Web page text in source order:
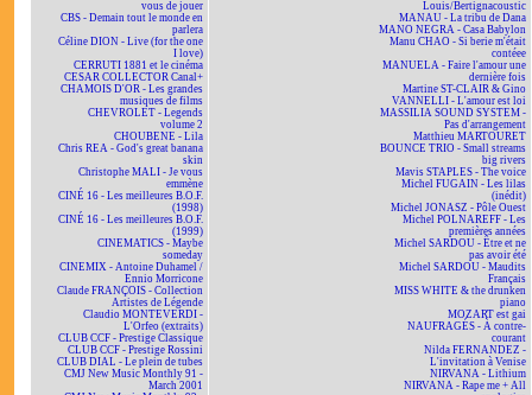
vous de jouer
CBS - Demain tout le monde en
parlera
Céline DION - Live (for the one
I love)
CERRUTI 1881 et le cinéma
CESAR COLLECTOR Canal+
CHAMOIS D'OR - Les grandes
musiques de films
CHEVROLET - Legends
volume 2
CHOUBENE - Lila
Chris REA - God's great banana
skin
Christophe MALI - Je vous
emmène
CINÉ 16 - Les meilleures B.O.F.
(1998)
CINÉ 16 - Les meilleures B.O.F.
(1999)
CINEMATICS - Maybe
someday
CINEMIX - Antoine Duhamel /
Ennio Morricone
Claude FRANÇOIS - Collection
Artistes de Légende
Claudio MONTEVERDI -
L'Orfeo (extraits)
CLUB CCF - Prestige Classique
CLUB CCF - Prestige Rossini
CLUB DIAL - Le plein de tubes
CMJ New Music Monthly 91 -
March 2001
Louis/Bertignacoustic
MANAU - La tribu de Dana
MANO NEGRA - Casa Babylon
Manu CHAO - Si berie m'était
contéee
MANUELA - Faire l'amour une
dernière fois
Martine ST-CLAIR & Gino
VANNELLI - L'amour est loi
MASSILIA SOUND SYSTEM -
Pas d'arrangement
Matthieu MARTOURET
BOUNCE TRIO - Small streams
big rivers
Mavis STAPLES - The voice
Michel FUGAIN - Les lilas
(inédit)
Michel JONASZ - Pôle Ouest
Michel POLNAREFF - Les
premières années
Michel SARDOU - Être et ne
pas avoir été
Michel SARDOU - Maudits
Français
MISS WHITE & the drunken
piano
MOZART est gai
NAUFRAGÉS - À contre-
courant
Nilda FERNANDEZ -
L'invitation à Venise
NIRVANA - Lithium
NIRVANA - Rape me + All